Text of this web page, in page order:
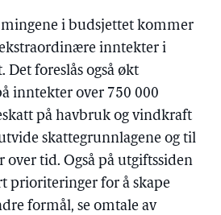
i budsjettet kommer
inntekter i
foreslås også økt
inntekter over 750 000
på havbruk og vindkraft
skattegrunnlagene og til
tid. Også på utgiftssiden
prioriteringer for å skape
formål, se omtale av